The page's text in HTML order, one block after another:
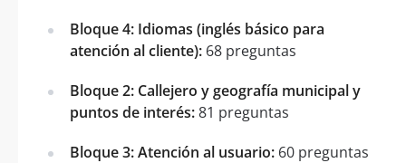
Bloque 4: Idiomas (inglés básico para
atención al cliente): 68 preguntas
Bloque 2: Callejero y geografía municipal y
puntos de interés:81 preguntas
Bloque 3: Atención al usuario: 60 preguntas